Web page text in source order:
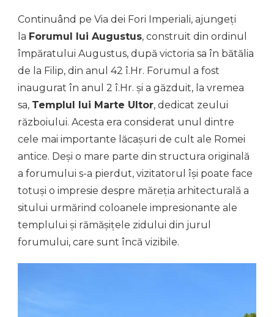
Continuând pe Via dei Fori Imperiali, ajungeți
la Forumul lui Augustus, construit din ordinul
împăratului Augustus, după victoria sa în bătălia
de la Filip, din anul 42 î.Hr. Forumul a fost
inaugurat în anul 2 î.Hr. și a găzduit, la vremea
sa, Templul lui Marte Ultor, dedicat zeului
războiului. Acesta era considerat unul dintre
cele mai importante lăcașuri de cult ale Romei
antice. Deși o mare parte din structura originală
a forumului s-a pierdut, vizitatorul își poate face
totuși o impresie despre măreția arhitecturală a
sitului urmărind coloanele impresionante ale
templului și rămășițele zidului din jurul
forumului, care sunt încă vizibile.